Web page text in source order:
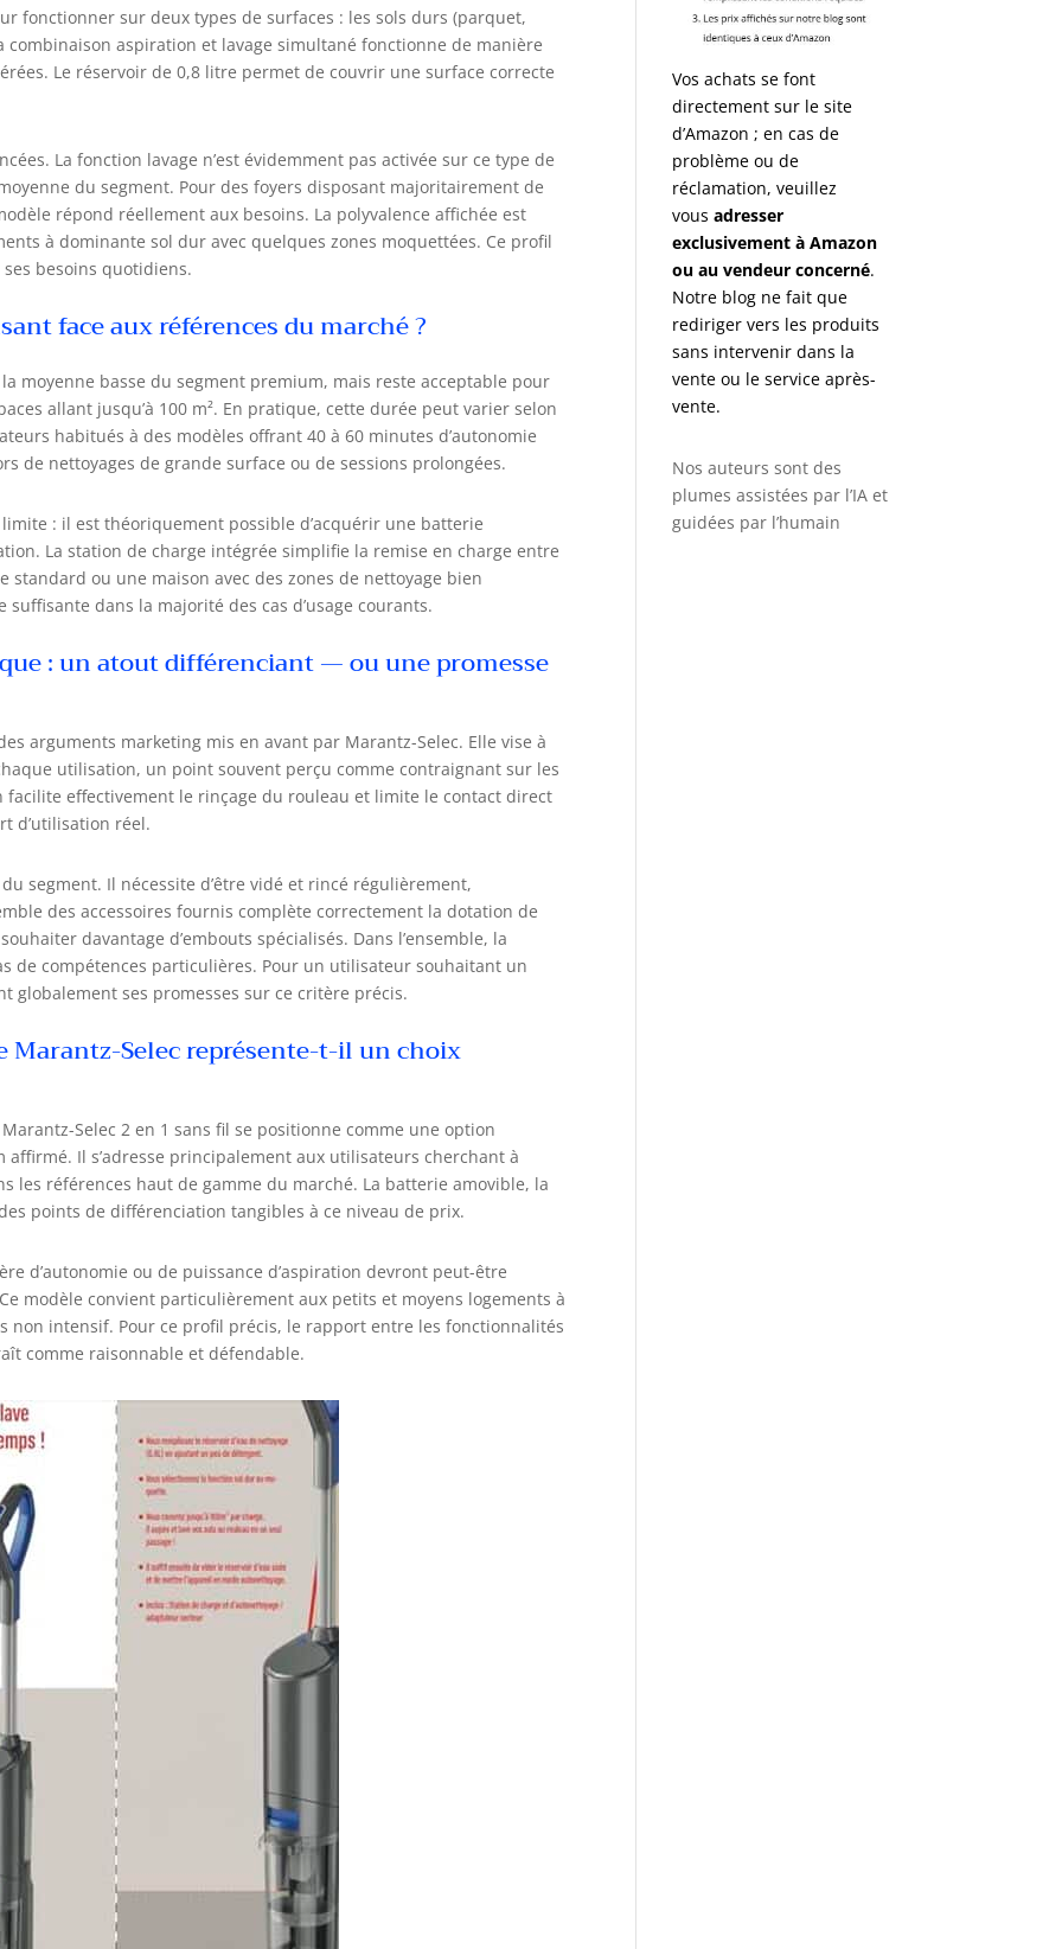
fonctionner sur deux types de surfaces : les sols durs (parquet,
aspiration et lavage simultané fonctionne de manière
Le réservoir de 0,8 litre permet de couvrir une surface correcte
La fonction lavage n’est évidemment pas activée sur ce type de
du segment. Pour des foyers disposant majoritairement de
répond réellement aux besoins. La polyvalence affichée est
à dominante sol dur avec quelques zones moquettées. Ce profil
besoins quotidiens.
face aux références du marché ?
moyenne basse du segment premium, mais reste acceptable pour
allant jusqu’à 100 m². En pratique, cette durée peut varier selon
habitués à des modèles offrant 40 à 60 minutes d’autonomie
de nettoyages de grande surface ou de sessions prolongées.
: il est théoriquement possible d’acquérir une batterie
La station de charge intégrée simplifie la remise en charge entre
ou une maison avec des zones de nettoyage bien
dans la majorité des cas d’usage courants.
: un atout différenciant — ou une promesse
arguments marketing mis en avant par Marantz-Selec. Elle vise à
utilisation, un point souvent perçu comme contraignant sur les
effectivement le rinçage du rouleau et limite le contact direct
d’utilisation réel.
segment. Il nécessite d’être vidé et rincé régulièrement,
des accessoires fournis complète correctement la dotation de
davantage d’embouts spécialisés. Dans l’ensemble, la
de compétences particulières. Pour un utilisateur souhaitant un
ses promesses sur ce critère précis.
Marantz-Selec représente-t-il un choix
Selec 2 en 1 sans fil se positionne comme une option
Il s’adresse principalement aux utilisateurs cherchant à
les références haut de gamme du marché. La batterie amovible, la
points de différenciation tangibles à ce niveau de prix.
d’autonomie ou de puissance d’aspiration devront peut-être
modèle convient particulièrement aux petits et moyens logements à
non intensif. Pour ce profil précis, le rapport entre les fonctionnalités
comme raisonnable et défendable.
Vos achats se font
directement sur le site
d’Amazon ; en cas de
problème ou de
réclamation, veuillez
vousadresser
exclusivement à Amazon
ou au vendeur concerné.
Notre blog ne fait que
rediriger vers les produits
sans intervenir dans la
vente ou le service après-
vente.
Nos auteurs sont des
plumes assistées par l’IA et
guidées par l’humain